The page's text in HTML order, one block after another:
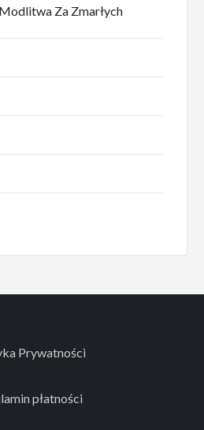
Za Zmarłych
Prywatności
płatności